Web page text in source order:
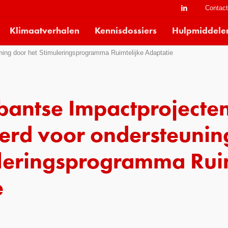
Contact
Klimaatverhalen Kennisdossiers
door het Stimuleringsprogramma Ruimtelijke Adaptatie
voor